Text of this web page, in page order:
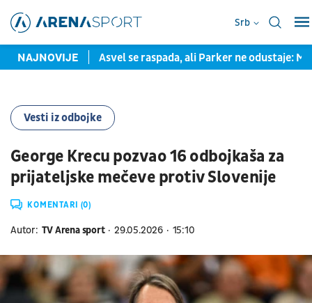
Srb
NAJNOVIJE
miliona evra Asvel se raspada, ali Parker ne odustaje:
Vesti iz odbojke
George Krecu pozvao 16 odbojkaša za
prijateljske mečeve protiv Slovenije
KOMENTARI (0)
Autor: TV Arena sport 29.05.2026 15:10